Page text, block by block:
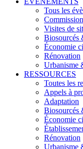
Tous les
Visites de
Biosourcés
Économie
Rénovation
Urbanisme
RESSOURCES
Toutes les
Appels à
Adaptation
Biosourcés
Économie
Rénovation
Urbanisme